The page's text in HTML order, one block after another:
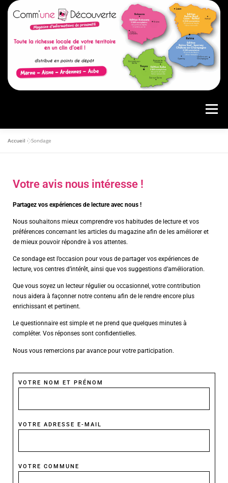
Menu
ARTICLES CONSULTER LE MAGAZINE
ANNONCEURS VOS AVIS
AGENCE DE PUBLICITÉ
Accueil »Sondage
Votre avis nous intéresse !
Partagez vos expériences de lecture avec nous !
Nous souhaitons mieux comprendre vos habitudes de lecture et vos
préférences concernant les articles du magazine afin de les améliorer et
de mieux pouvoir répondre à vos attentes.
Ce sondage est l’occasion pour vous de partager vos expériences de
lecture, vos centres d’intérêt, ainsi que vos suggestions d’amélioration.
Que vous soyez un lecteur régulier ou occasionnel, votre contribution
nous aidera à façonner notre contenu afin de le rendre encore plus
enrichissant et pertinent.
Le questionnaire est simple et ne prend que quelques minutes à
compléter. Vos réponses sont confidentielles.
Nous vous remercions par avance pour votre participation.
VOTRE NOM ET PRÉNOM
VOTRE ADRESSE E-MAIL
VOTRE COMMUNE